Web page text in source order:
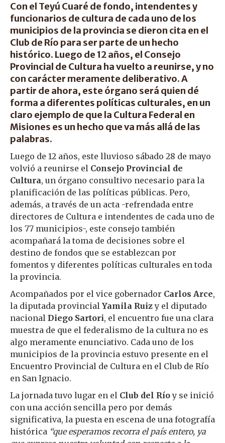
Con el Teyú Cuaré de fondo, intendentes y
funcionarios de cultura de cada uno de los
municipios de la provincia se dieron cita en el
Club de Río para ser parte de un hecho
histórico. Luego de 12 años, el Consejo
Provincial de Cultura ha vuelto a reunirse, y no
con carácter meramente deliberativo. A
partir de ahora, este órgano será quien dé
forma a diferentes políticas culturales, en un
claro ejemplo de que la Cultura Federal en
Misiones es un hecho que va más allá de las
palabras.
Luego de 12 años, este lluvioso sábado 28 de mayo
volvió a reunirse el Consejo Provincial de
Cultura, un órgano consultivo necesario para la
planificación de las políticas públicas. Pero,
además, a través de un acta -refrendada entre
directores de Cultura e intendentes de cada uno de
los 77 municipios-, este consejo también
acompañará la toma de decisiones sobre el
destino de fondos que se establezcan por
fomentos y diferentes políticas culturales en toda
la provincia.
Acompañados por el vice gobernador Carlos Arce,
la diputada provincial Yamila Ruizy el diputado
nacional Diego Sartori, el encuentro fue una clara
muestra de que el federalismo de la cultura no es
algo meramente enunciativo. Cada uno de los
municipios de la provincia estuvo presente en el
Encuentro Provincial de Cultura en el Club de Río
en San Ignacio.
La jornada tuvo lugar en el Club del Ríoy se inició
con una acción sencilla pero por demás
significativa, la puesta en escena de una fotografía
histórica “que esperamos recorra el país entero, ya